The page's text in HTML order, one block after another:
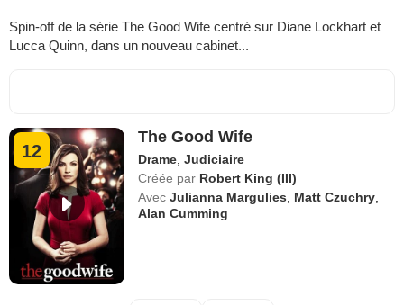
Spin-off de la série The Good Wife centré sur Diane Lockhart et
Lucca Quinn, dans un nouveau cabinet...
12
The Good Wife
Drame,Judiciaire
Créée par Robert King (III)
Avec Julianna Margulies, Matt Czuchry,
Alan Cumming